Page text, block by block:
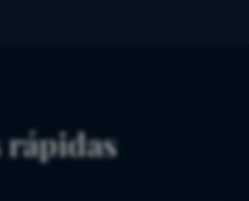
rápidas